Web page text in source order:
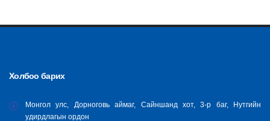
Холбоо барих
Монгол улс, Дорноговь аймаг, Сайншанд хот, 3-р баг, Нутгийн
удирдлагын ордон